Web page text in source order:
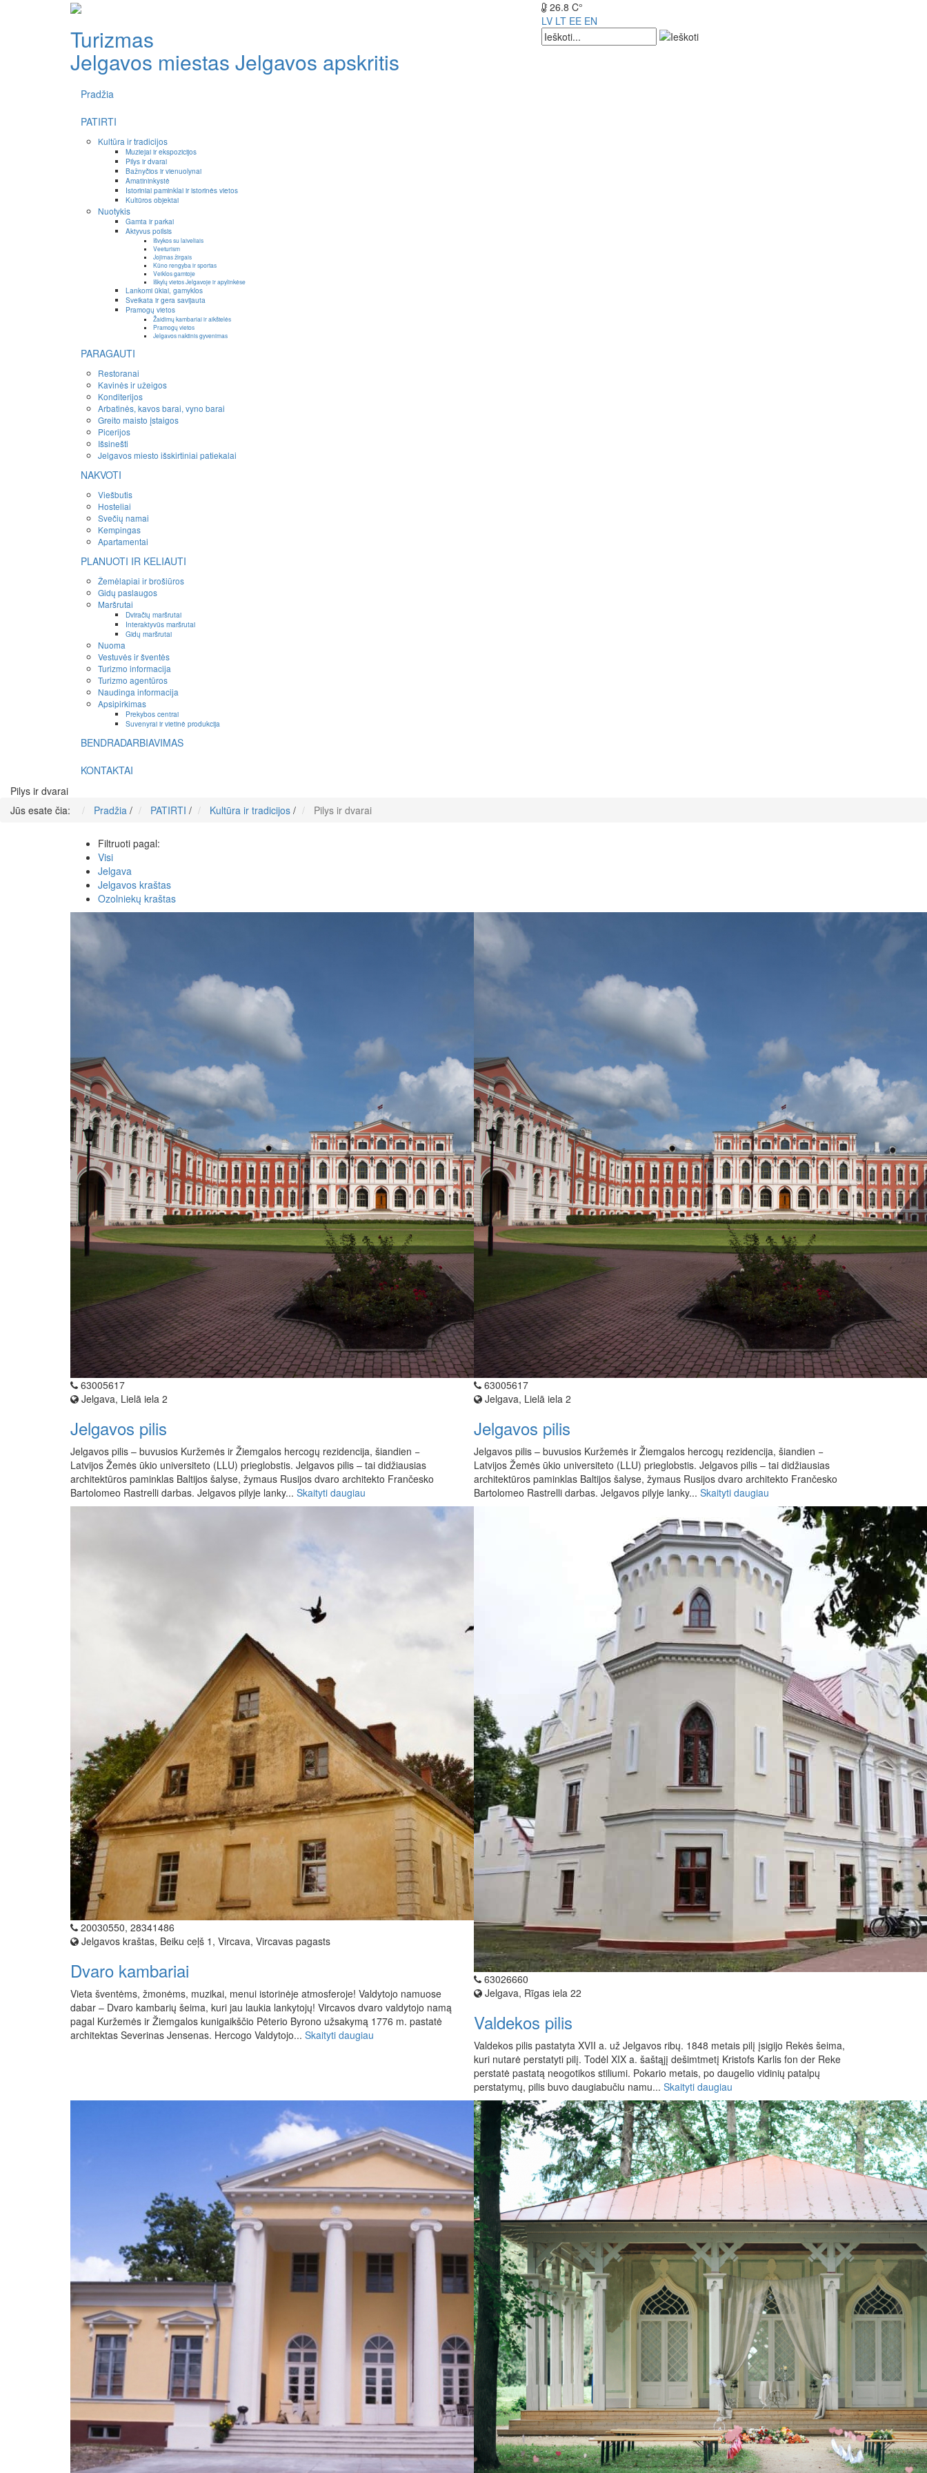
Turizmas
Jelgavos miestas Jelgavos apskritis
26.8 C°
LV LT EE EN
Pradžia
PATIRTI
Kultūra ir tradicijos
Muziejai ir ekspozicijos
Pilys ir dvarai
Bažnyčios ir vienuolynai
Amatininkystė
Istoriniai paminklai ir istorinės vietos
Kultūros objektai
Nuotykis
Gamta ir parkai
Aktyvus poilsis
Išvykos su laiveliais
Veeturism
Jojimas žirgais
Kūno rengyba ir sportas
Veiklos gamtoje
Iškylų vietos Jelgavoje ir apylinkėse
Lankomi ūkiai, gamyklos
Sveikata ir gera savijauta
Pramogų vietos
Žaidimų kambariai ir aikštelės
Pramogų vietos
Jelgavos naktinis gyvenimas
PARAGAUTI
Restoranai
Kavinės ir užeigos
Konditerijos
Arbatinės, kavos barai, vyno barai
Greito maisto įstaigos
Picerijos
Išsinešti
Jelgavos miesto išskirtiniai patiekalai
NAKVOTI
Viešbutis
Hosteliai
Svečių namai
Kempingas
Apartamentai
PLANUOTI IR KELIAUTI
Žemėlapiai ir brošiūros
Gidų paslaugos
Maršrutai
Dviračių maršrutai
Interaktyvūs maršrutai
Gidų maršrutai
Nuoma
Vestuvės ir šventės
Turizmo informacija
Turizmo agentūros
Naudinga informacija
Apsipirkimas
Prekybos centrai
Suvenyrai ir vietinė produkcija
BENDRADARBIAVIMAS
KONTAKTAI
Pilys ir dvarai
Jūs esate čia:
Pradžia / PATIRTI / Kultūra ir tradicijos / Pilys ir dvarai
Filtruoti pagal:
Visi
Jelgava
Jelgavos kraštas
Ozolniekų kraštas
63005617
Jelgava, Lielā iela 2
Jelgavos pilis
Jelgavos pilis – buvusios Kuržemės ir Žiemgalos hercogų rezidencija, šiandien −
Latvijos Žemės ūkio universiteto (LLU) prieglobstis. Jelgavos pilis – tai didžiausias
architektūros paminklas Baltijos šalyse, žymaus Rusijos dvaro architekto Frančesko
Bartolomeo Rastrelli darbas. Jelgavos pilyje lanky... Skaityti daugiau
63005617
Jelgava, Lielā iela 2
Jelgavos pilis
Jelgavos pilis – buvusios Kuržemės ir Žiemgalos hercogų rezidencija, šiandien −
Latvijos Žemės ūkio universiteto (LLU) prieglobstis. Jelgavos pilis – tai didžiausias
architektūros paminklas Baltijos šalyse, žymaus Rusijos dvaro architekto Frančesko
Bartolomeo Rastrelli darbas. Jelgavos pilyje lanky... Skaityti daugiau
20030550, 28341486
Jelgavos kraštas, Beiku ceļš 1, Vircava, Vircavas pagasts
Dvaro kambariai
Vieta šventėms, žmonėms, muzikai, menui istorinėje atmosferoje! Valdytojo namuose
dabar – Dvaro kambarių šeima, kuri jau laukia lankytojų! Vircavos dvaro valdytojo namą
pagal Kuržemės ir Žiemgalos kunigaikščio Pėterio Byrono užsakymą 1776 m. pastatė
architektas Severinas Jensenas. Hercogo Valdytojo... Skaityti daugiau
63026660
Jelgava, Rīgas iela 22
Valdekos pilis
Valdekos pilis pastatyta XVII a. už Jelgavos ribų. 1848 metais pilį įsigijo Rekės šeima,
kuri nutarė perstatyti pilį. Todėl XIX a. šaštąjį dešimtmetį Kristofs Karlis fon der Reke
perstatė pastatą neogotikos stiliumi. Pokario metais, po daugelio vidinių patalpų
perstatymų, pilis buvo daugiabučiu namu... Skaityti daugiau